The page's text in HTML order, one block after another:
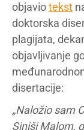
objaviotekst
doktorska
plagijata,
objavljivanje
disertacije:
„Naložio sam
Siniši Malom,